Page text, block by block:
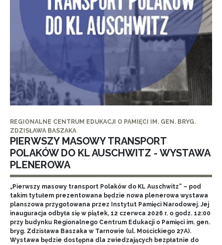
REGIONALNE CENTRUM EDUKACJI O PAMIĘCI IM. GEN. BRYG.
ZDZISŁAWA BASZAKA
PIERWSZY MASOWY TRANSPORT
POLAKÓW DO KL AUSCHWITZ - WYSTAWA
PLENEROWA
„Pierwszy masowy transport Polaków do KL Auschwitz” – pod
takim tytułem prezentowana będzie nowa plenerowa wystawa
planszowa przygotowana przez Instytut Pamięci Narodowej. Jej
inauguracja odbyła się w piątek, 12 czerwca 2026 r. o godz. 12:00
przy budynku Regionalnego Centrum Edukacji o Pamięci im. gen.
bryg. Zdzisława Baszaka w Tarnowie (ul. Mościckiego 27A).
Wystawa będzie dostępna dla zwiedzających bezpłatnie do